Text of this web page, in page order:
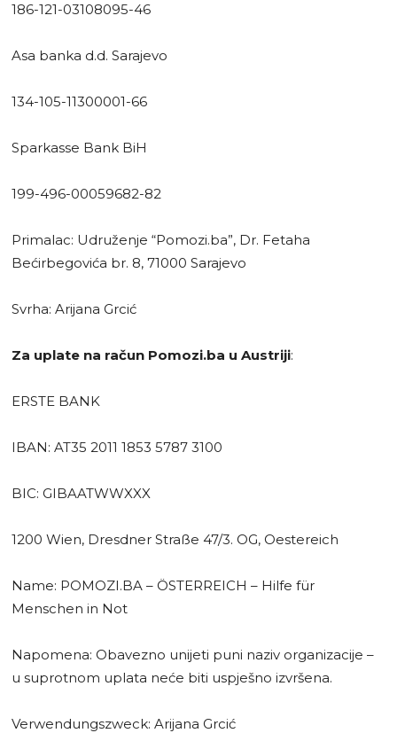
186-121-03108095-46
Asa banka d.d. Sarajevo
134-105-11300001-66
Sparkasse Bank BiH
199-496-00059682-82
Primalac: Udruženje “Pomozi.ba”, Dr. Fetaha
Bećirbegovića br. 8, 71000 Sarajevo
Svrha: Arijana Grcić
Za uplate na račun Pomozi.ba u Austriji:
ERSTE BANK
IBAN: AT35 2011 1853 5787 3100
BIC: GIBAATWWXXX
1200 Wien, Dresdner Straße 47/3. OG, Oestereich
Name: POMOZI.BA – ÖSTERREICH – Hilfe für
Menschen in Not
Napomena: Obavezno unijeti puni naziv organizacije –
u suprotnom uplata neće biti uspješno izvršena.
Verwendungszweck: Arijana Grcić